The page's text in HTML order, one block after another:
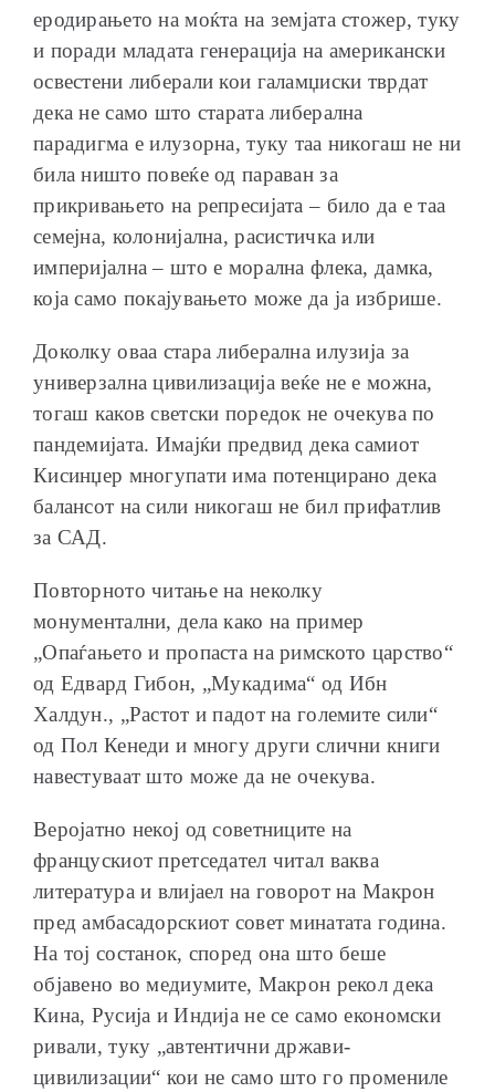
еродирањето на моќта на земјата стожер, туку
и поради младата генерација на американски
освестени либерали кои галамџиски тврдат
дека не само што старата либерална
парадигма е илузорна, туку таа никогаш не ни
била ништо повеќе од параван за
прикривањето на репресијата – било да е таа
семејна, колонијална, расистичка или
империјална – што е морална флека, дамка,
која само покајувањето може да ја избрише.
Доколку оваа стара либерална илузија за
универзална цивилизација веќе не е можна,
тогаш каков светски поредок не очекува по
пандемијата. Имајќи предвид дека самиот
Кисинџер многупати има потенцирано дека
балансот на сили никогаш не бил прифатлив
за САД.
Повторното читање на неколку
монументални, дела како на пример
„Опаѓањето и пропаста на римското царство“
од Едвард Гибон, „Мукадима“ од Ибн
Халдун., „Растот и падот на големите сили“
од Пол Кенеди и многу други слични книги
навестуваат што може да не очекува.
Веројатно некој од советниците на
францускиот претседател читал ваква
литература и влијаел на говорот на Макрон
пред амбасадорскиот совет минатата година.
На тој состанок, според она што беше
објавено во медиумите, Макрон рекол дека
Кина, Русија и Индија не се само економски
ривали, туку „автентични држави-
цивилизации“ кои не само што го промениле